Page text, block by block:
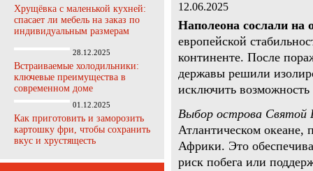
Хрущёвка с маленькой кухней:
спасает ли мебель на заказ по
индивидуальным размерам
28.12.2025
Встраиваемые холодильники:
ключевые преимущества в
современном доме
01.12.2025
Как приготовить и заморозить
картошку фри, чтобы сохранить
вкус и хрустящесть
12.06.2025
Наполеона сослали на
европейской
континенте. После
державы решили
исключить
Выбор острова Святой
Атлантическом океане,
Африки. Это
риск побега или